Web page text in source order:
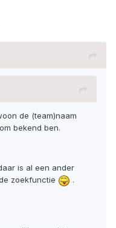
de (team)naam
bekend ben.
is al een ander
zoekfunctie
.